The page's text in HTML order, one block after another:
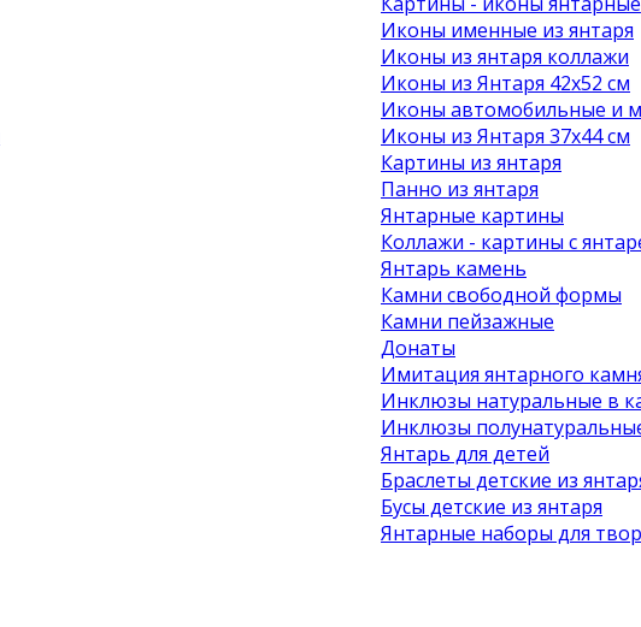
Иконы именные из янтаря
Иконы из янтаря коллажи
Иконы из Янтаря 42х52 см
Иконы автомобильные и
Иконы из Янтаря 37х44 см
Картины из янтаря
Панно из янтаря
Янтарные картины
Коллажи - картины с
Янтарь камень
Камни свободной формы
Камни пейзажные
Донаты
Имитация янтарного
Инклюзы натуральные в
Инклюзы
Янтарь для детей
Браслеты детские из
Бусы детские из янтаря
Янтарные наборы для